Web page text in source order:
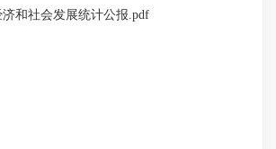
济和社会发展统计公报.pdf